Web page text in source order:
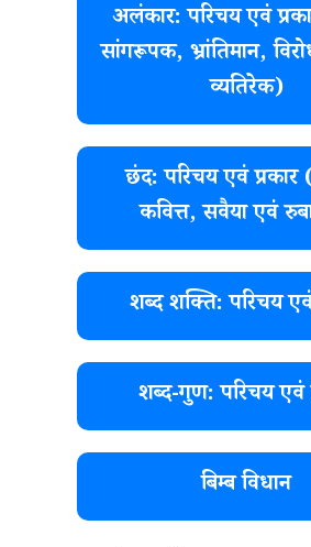
अलंकार: परिचय एवं
सांगरूपक, भ्रांतिमान,
व्यतिरेक)
छंद: परिचय एवं प्रकार
कवित्त, सवैया एवं
शब्द शक्ति: परिचय एवं
शब्द-गुण: परिचय एवं
बिम्ब विधान